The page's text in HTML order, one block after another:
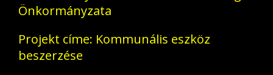
Önkormányzata
Projekt címe: Kommunális eszköz
beszerzése